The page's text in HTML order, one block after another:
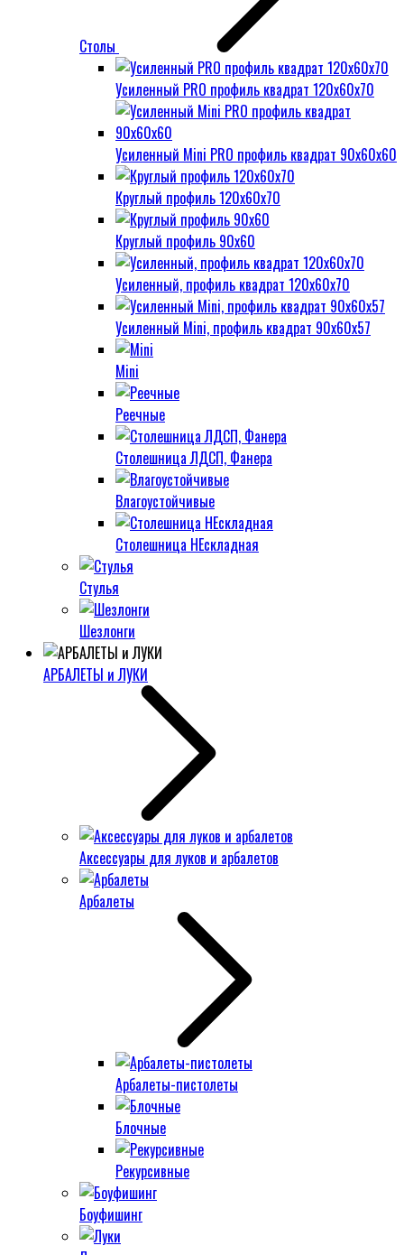
Столы
Усиленный PRO профиль квадрат 120х60х70
Усиленный Mini PRO профиль квадрат 90х60х60
Круглый профиль 120х60х70
Круглый профиль 90х60
Усиленный, профиль квадрат 120х60х70
Усиленный Mini, профиль квадрат 90х60х57
Mini
Реечные
Столешница ЛДСП, Фанера
Влагоустойчивые
Столешница НЕскладная
Стулья
Шезлонги
АРБАЛЕТЫ и ЛУКИ
Аксессуары для луков и арбалетов
Арбалеты
Арбалеты-пистолеты
Блочные
Рекурсивные
Боуфишинг